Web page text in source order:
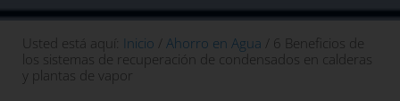
Usted está aquí: Inicio / Ahorro en Agua / 6 Beneficios de
los sistemas de recuperación de condensados en calderas
y plantas de vapor